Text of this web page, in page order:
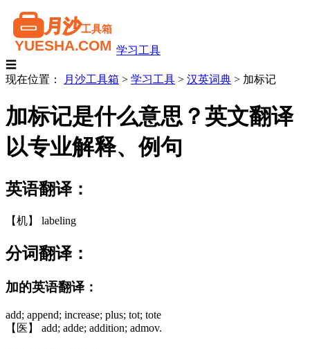
学习工具
☰
现在位置：
月沙工具箱 > 学习工具 > 汉英词典 > 加标记
加标记是什么意思？英文翻译
以专业解释、例句
英语翻译：
【机】 labeling
分词翻译：
加的英语翻译：
add; append; increase; plus; tot; tote
【医】 add; adde; addition; admov.